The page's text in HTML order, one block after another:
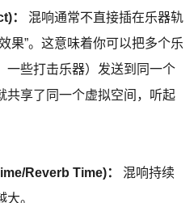
：
混响通常不直接插在乐器轨
果”。这意味着你可以把多个乐
一些打击乐器）发送到同一个
共享了同一个虚拟空间，听起
Reverb Time)：
混响持续
。